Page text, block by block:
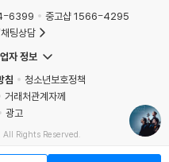
6399
중고샵 1566-4295
팅상담
자 정보
침
청소년보호정책
거래처관계자께
광고
Rights Reserved.